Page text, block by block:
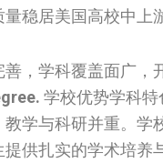
稳居美国高校中上
，学科覆盖面广，
学校优势学科
学与科研并重。学
供扎实的学术培养